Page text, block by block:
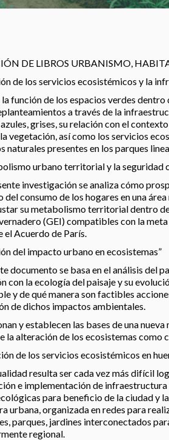
DE LIBROS URBANISMO,
de los servicios ecosistémicos y la
la función de los espacios verdes
a través de la
grises, su relación con el
vegetación, así como los servicios
naturales presentes en los parques
urbano territorial y la seguridad
investigación se analiza cómo
del consumo de los hogares en una
su metabolismo territorial dentro
(GEI) compatibles con la
el Acuerdo de París.
del impacto urbano en ecosistemas”
documento se basa en el análisis del
con la ecología del paisaje y su
y de qué manera son factibles
de dichos impactos ambientales.
y establecen las bases de una
la alteración de los ecosistemas como
de los servicios ecosistémicos en
resulta ser cada vez más difícil
e implementación de infraestructura
para beneficio de la ciudad y
urbana, organizada en redes para
parques, jardines interconectados
regional.